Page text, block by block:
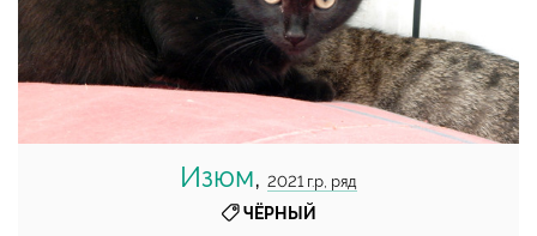
Изюм, 2021 г.р, ряд
ЧЁРНЫЙ